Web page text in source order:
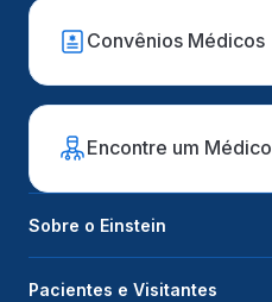
Convênios Médicos
Encontre um Médico
Sobre o Einstein
Pacientes e Visitantes